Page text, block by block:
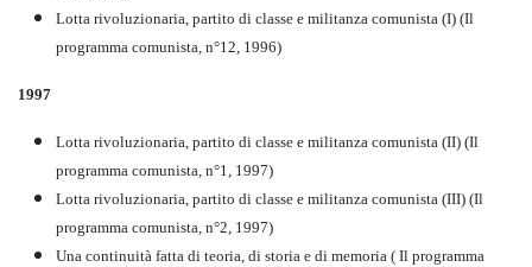
Lotta rivoluzionaria, partito di classe e militanza comunista (I) (Il
programma comunista, n°12, 1996)
1997
Lotta rivoluzionaria, partito di classe e militanza comunista (II) (Il
programma comunista, n°1, 1997)
Lotta rivoluzionaria, partito di classe e militanza comunista (III) (Il
programma comunista, n°2, 1997)
Una continuità fatta di teoria, di storia e di memoria ( Il programma